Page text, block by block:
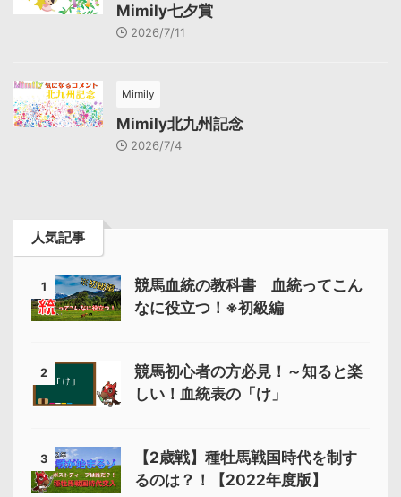
Mimily七夕賞
2026/7/11
Mimily
Mimily北九州記念
2026/7/4
人気記事
1
競馬血統の教科書 血統ってこん
なに役立つ！※初級編
2
競馬初心者の方必見！～知ると楽
しい！血統表の「け」
3
【2歳戦】種牡馬戦国時代を制す
るのは？！【2022年度版】